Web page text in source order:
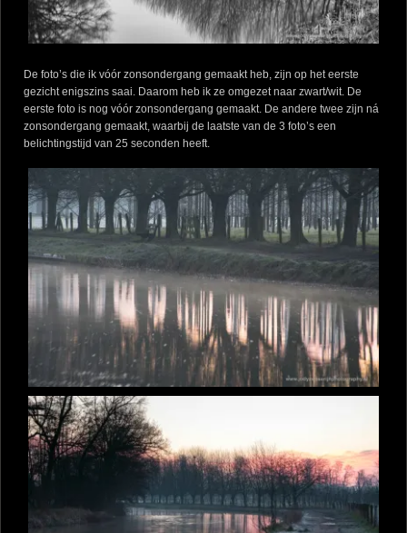
De foto’s die ik vóór zonsondergang gemaakt heb, zijn op het eerste
gezicht enigszins saai. Daarom heb ik ze omgezet naar zwart/wit. De
eerste foto is nog vóór zonsondergang gemaakt. De andere twee zijn ná
zonsondergang gemaakt, waarbij de laatste van de 3 foto’s een
belichtingstijd van 25 seconden heeft.